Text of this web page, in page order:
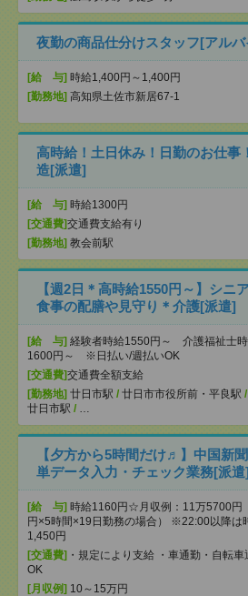
夜勤の商品仕分けスタッフ[アル
[給 与] 時給1,400円～1,400円
[勤務地] 高知県土佐市新居67-1
高時給！土日休み！日勤のお仕事
造[派遣]
[給 与] 時給1300円
[交通費]交通費支給有り
[勤務地] 教会前駅
【週2日＊高時給1550円～】シニ
食事の配膳や見守り＊介護[派遣]
[給 与] 経験者時給1550円～ 介護福祉士
1600円～ ※日払い/週払いOK
[交通費]交通費全額支給
[勤務地] 廿日市駅 / 廿日市市役所前・平良駅 /
廿日市駅 / …
【夕方から5時間だけ♬】中国新
単データ入力・チェック業務[派遣]
[給 与] 時給1160円☆月収例：11万5700円
円×5時間×19日勤務の場合） ※22:00以降は
1,450円
[交通費] ・規定により支給 ・車通勤・自転車
OK
[月収例] 10～15万円